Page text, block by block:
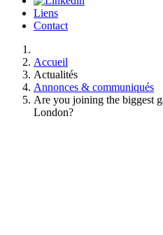
Liens
Contact
Accueil
Actualités
Annonces & communiqués
Are you joining the biggest
London?